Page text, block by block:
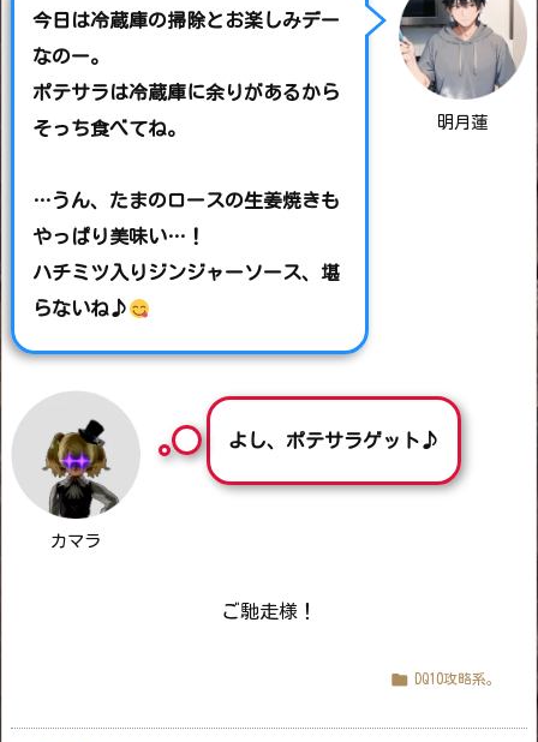
明月蓮
今日は冷蔵庫の掃除とお楽しみデー
なのー。
ポテサラは冷蔵庫に余りがあるから
そっち食べてね。
…うん、たまのロースの生姜焼きも
やっぱり美味い…！
ハチミツ入りジンジャーソース、堪
らないね♪
カマラ
よし、ポテサラゲット♪
ご馳走様！
 DQ10攻略系。